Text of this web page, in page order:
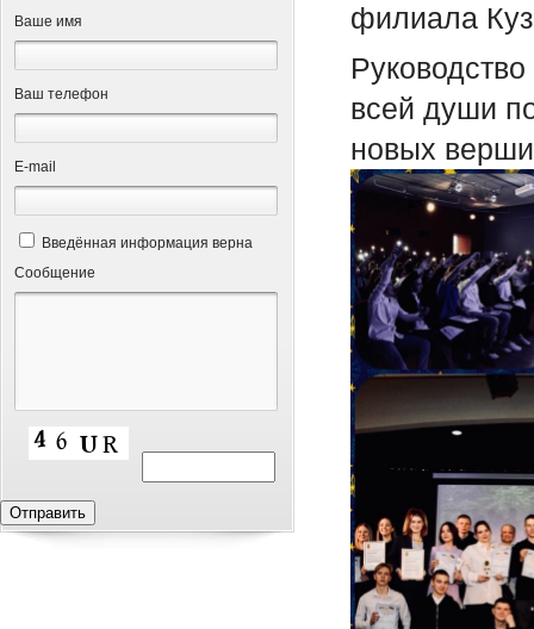
Ваше имя
Ваш телефон
Е-mail
Введённая информация верна
Сообщение
филиала
всей души
новых